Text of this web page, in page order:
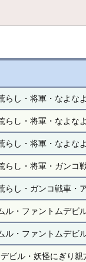
し・将軍・なよな
らし・将軍・なよな
し・将軍・なよな
らし・将軍・ガンコ
らし・ガンコ戦車・
ル・ファントムデビ
ル・ファントムデビ
ビル・妖怪にぎり親